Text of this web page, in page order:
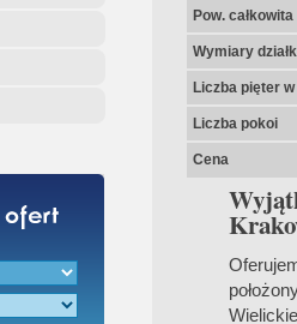
Pow.
Wymiary
Liczba pięter
Liczba pokoi
Cena